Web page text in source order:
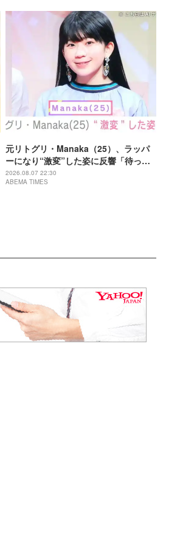
元リトグリ・Manaka（25）、ラッパ
ーになり“激変”した姿に反響「待っ
て」「昔から見てるけど 最近ずっと可
愛くなってる」
2026.08.07 22:30
ABEMA TIMES